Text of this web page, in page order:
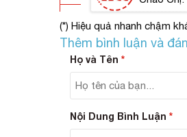
(*) Hiệu quả nhanh chậm
Thêm bình luận và
Họ và Tên *
Nội Dung Bình Luận *